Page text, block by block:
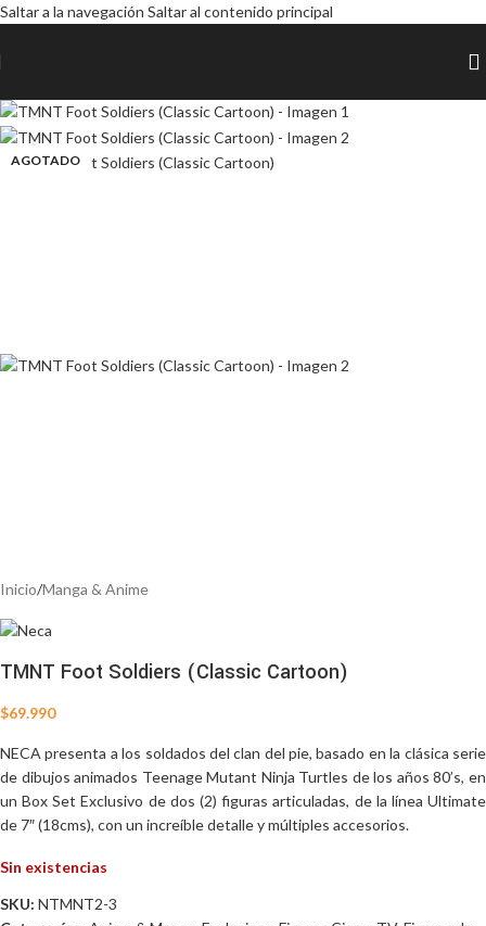
Saltar a la navegación Saltar al contenido principal
AGOTADO
Inicio/Manga & Anime
TMNT Foot Soldiers (Classic Cartoon)
$69.990
NECA presenta a los soldados del clan del pie, basado en la clásica serie
de dibujos animados Teenage Mutant Ninja Turtles de los años 80’s, en
un Box Set Exclusivo de dos (2) figuras articuladas, de la línea Ultimate
de 7″ (18cms), con un increíble detalle y múltiples accesorios.
Sin existencias
SKU: NTMNT2-3